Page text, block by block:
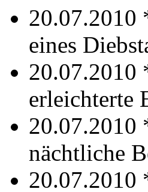
20.07.2010
eines
20.07.2010
erleichterte
20.07.2010
nächtliche
20.07.2010